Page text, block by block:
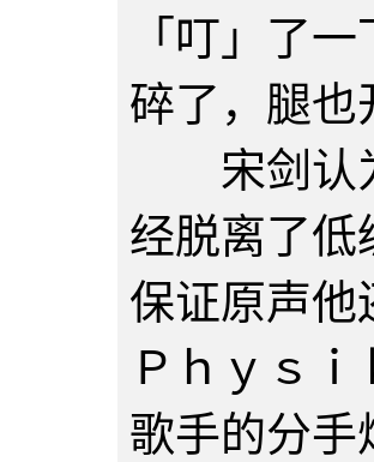
「叮」了
碎了，腿也
宋剑认为
经脱离了低
保证原声他
Ｐｈｙｓ
歌手的分手